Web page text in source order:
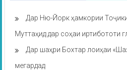
Дар Ню-Йорк ҳамкории
Муттаҳид дар соҳаи иртибототи
Дар шаҳри Бохтар лоиҳаи
мегардад